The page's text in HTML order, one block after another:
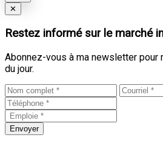
Close
✕
Restez informé sur le marché
Abonnez-vous à ma newsletter pour
du jour.
Envoyer